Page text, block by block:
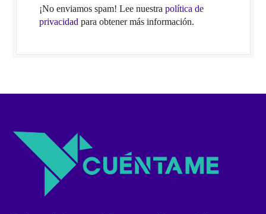
¡No enviamos spam! Lee nuestra política de
privacidad para obtener más información.